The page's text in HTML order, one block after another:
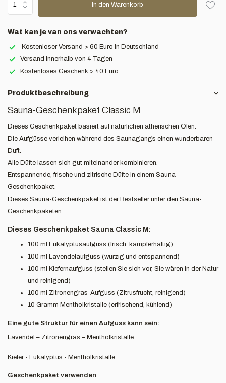
In den Warenkorb
Wat kan je van ons verwachten?
Kostenloser Versand > 60 Euro in Deutschland
Versand innerhalb von 4 Tagen
Kostenloses Geschenk > 40 Euro
Produktbeschreibung
Sauna-Geschenkpaket Classic M
Dieses Geschenkpaket basiert auf natürlichen ätherischen Ölen.
Die Aufgüsse verleihen während des Saunagangs einen wunderbaren
Duft.
Alle Düfte lassen sich gut miteinander kombinieren.
Entspannende, frische und zitrische Düfte in einem Sauna-
Geschenkpaket.
Dieses Sauna-Geschenkpaket ist der Bestseller unter den Sauna-
Geschenkpaketen.
Dieses Geschenkpaket Sauna Classic M:
100 ml Eukalyptusaufguss (frisch, kampferhaltig)
100 ml Lavendelaufguss (würzig und entspannend)
100 ml Kiefernaufguss (stellen Sie sich vor, Sie wären in der Natur
und reinigend)
100 ml Zitronengras-Aufguss (Zitrusfrucht, reinigend)
10 Gramm Mentholkristalle (erfrischend, kühlend)
Eine gute Struktur für einen Aufguss kann sein:
Lavendel – Zitronengras – Mentholkristalle
Kiefer - Eukalyptus - Mentholkristalle
Geschenkpaket verwenden